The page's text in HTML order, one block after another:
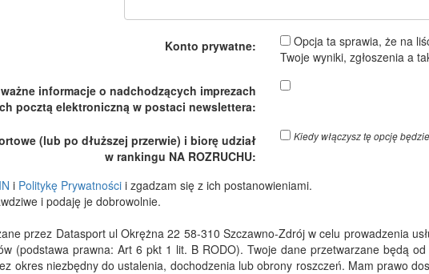
Konto prywatne:
Opcja ta sprawia, że na
Twoje wyniki, zgłoszenia a
informacje o nadchodzących imprezach
pocztą elektroniczną w postaci newslettera:
(lub po dłuższej przerwie) i biorę udział
w rankingu NA ROZRUCHU:
Kiedy włączysz tę opcję
i Politykę Prywatności i zgadzam się z ich postanowieniami.
i podaję je dobrowolnie.
przez Datasport ul Okrężna 22 58-310 Szczawno-Zdrój w celu prowadzenia
(podstawa prawna: Art 6 pkt 1 lit. B RODO). Twoje dane przetwarzane będą
okres niezbędny do ustalenia, dochodzenia lub obrony roszczeń. Mam prawo